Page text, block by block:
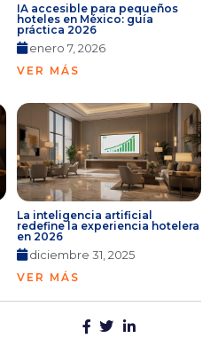
IA accesible para pequeños
hoteles en México: guía
práctica 2026
enero 7, 2026
VER MÁS
La inteligencia artificial
redefine la experiencia hotelera
en 2026
diciembre 31, 2025
VER MÁS